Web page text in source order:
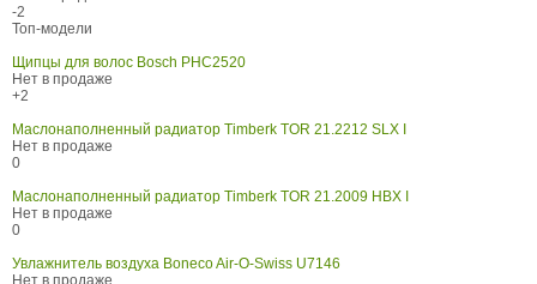
-2
Топ-модели
Щипцы для волос Bosch PHC2520
Нет в продаже
+2
Маслонаполненный радиатор Timberk TOR 21.2212 SLX I
Нет в продаже
0
Маслонаполненный радиатор Timberk TOR 21.2009 HBX I
Нет в продаже
0
Увлажнитель воздуха Boneco Air-O-Swiss U7146
Нет в продаже